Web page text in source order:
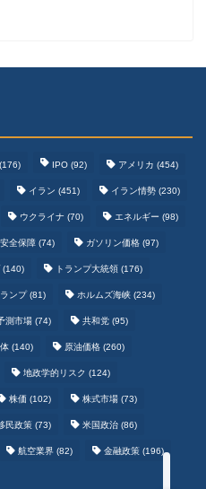
(176) IPO (92) アメリカ (454)
イラン (451) イラン情勢 (230)
ウクライナ (70) エネルギー (98)
全保障 (74) ガソリン価格 (97)
(140) トランプ大統領 (176)
ンプ(81) ホルムズ海峡 (234)
測市場 (74) 共和党 (95)
(140) 原油価格 (260)
地政学的リスク (124)
株価 (102) 株式市場 (73)
民政策 (73) 米国政治 (86)
航空業界 (82) 金融政策 (196)
野球まとめ
サッカーまとめ